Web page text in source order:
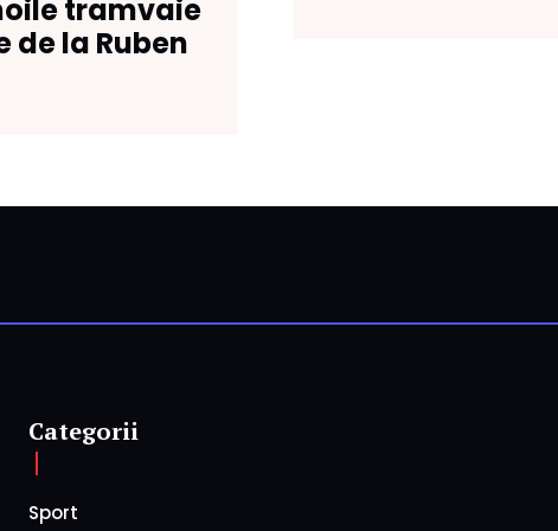
tramvaie
la Ruben
Categorii
Sport